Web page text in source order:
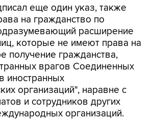
еще один указ, также
на гражданство по
расширение
которые не имеют права на
получение гражданства,
врагов Соединенных
иностранных
организаций", наравне с
и сотрудников других
организаций.